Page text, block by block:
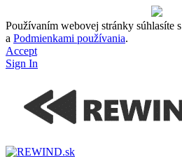
Používaním webovej stránky súhlasíte s
a Podmienkami používania.
Accept
Sign In